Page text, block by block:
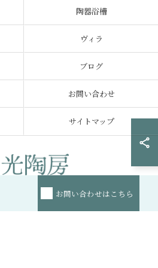
お問い合わせはこちら
陶器浴槽
ヴィラ
ブログ
お問い合わせ
サイトマップ
なら二光陶房 ALL RIGHTS RESERVED.